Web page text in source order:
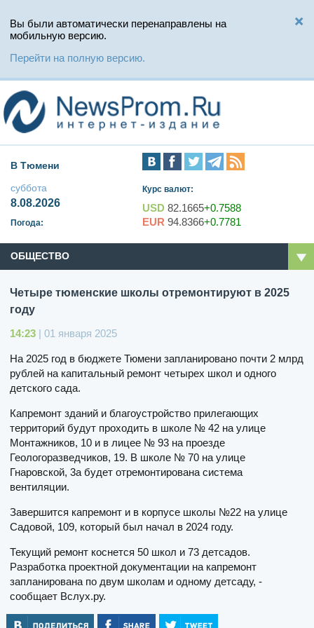
Вы были автоматически перенаправлены на
мобильную версию.
Перейти на полную версию.
В Тюмени
суббота
8.08.2026
Погода:
Курс валют:
USD 82.1665+0.7588
EUR 94.8366+0.7781
ОБЩЕСТВО
Четыре тюменские школы отремонтируют в 2025
году
14:23 | 01 января 2025
На 2025 год в бюджете Тюмени запланировано почти 2 млрд
рублей на капитальный ремонт четырех школ и одного
детского сада.
Капремонт зданий и благоустройство прилегающих
территорий будут проходить в школе № 42 на улице
Монтажников, 10 и в лицее № 93 на проезде
Геологоразведчиков, 19. В школе № 70 на улице
Гнаровской, 3а будет отремонтирована система
вентиляции.
Завершится капремонт и в корпусе школы №22 на улице
Садовой, 109, который был начал в 2024 году.
Текущий ремонт коснется 50 школ и 73 детсадов.
Разработка проектной документации на капремонт
запланирована по двум школам и одному детсаду, -
сообщает Вслух.ру.